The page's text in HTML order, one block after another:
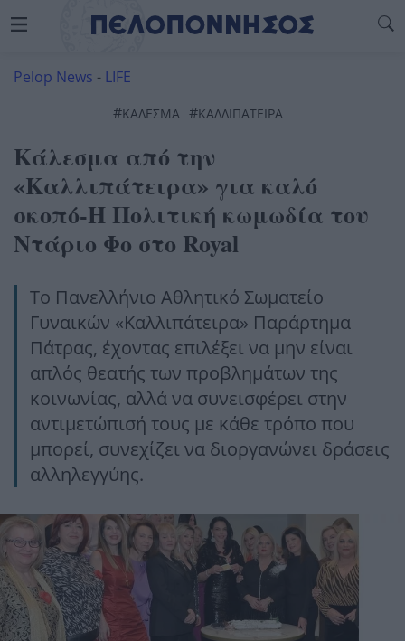
Pelop News - LIFE
#ΚΑΛΕΣΜΑ #ΚΑΛΛΙΠΑΤΕΙΡΑ
Κάλεσμα από την
«Καλλιπάτειρα» για καλό
σκοπό-Η Πολιτική κωμωδία του
Ντάριο Φο στο Royal
Το Πανελλήνιο Αθλητικό Σωματείο
Γυναικών «Καλλιπάτειρα» Παράρτημα
Πάτρας, έχοντας επιλέξει να μην είναι
απλός θεατής των προβλημάτων της
κοινωνίας, αλλά να συνεισφέρει στην
αντιμετώπισή τους με κάθε τρόπο που
μπορεί, συνεχίζει να διοργανώνει δράσεις
αλληλεγγύης.